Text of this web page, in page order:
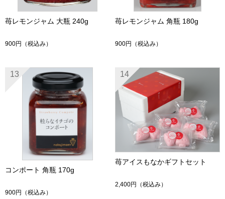
苺レモンジャム 大瓶 240g
900円 （税込み）
苺レモンジャム 角瓶 180g
900円 （税込み）
13
コンポート 角瓶 170g
900円 （税込み）
14
苺アイスもなかギフトセット
2,400円 （税込み）